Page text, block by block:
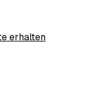
erhalten